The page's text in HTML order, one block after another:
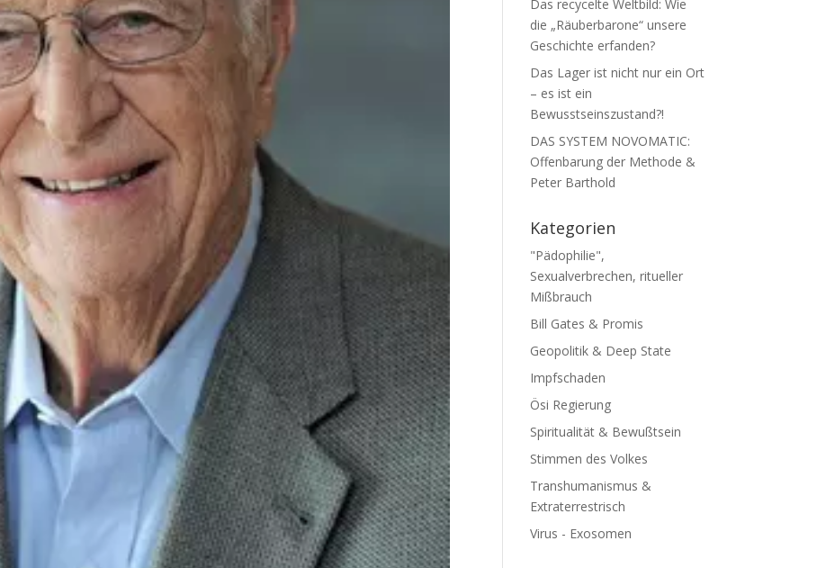
Das recycelte Weltbild: Wie
die „Räuberbarone“ unsere
Geschichte erfanden?
Das Lager ist nicht nur ein Ort
– es ist ein
Bewusstseinszustand?!
DAS SYSTEM NOVOMATIC:
Offenbarung der Methode &
Peter Barthold
Kategorien
"Pädophilie",
Sexualverbrechen, ritueller
Mißbrauch
Bill Gates & Promis
Geopolitik & Deep State
Impfschaden
Ösi Regierung
Spiritualität & Bewußtsein
Stimmen des Volkes
Transhumanismus &
Extraterrestrisch
Virus - Exosomen